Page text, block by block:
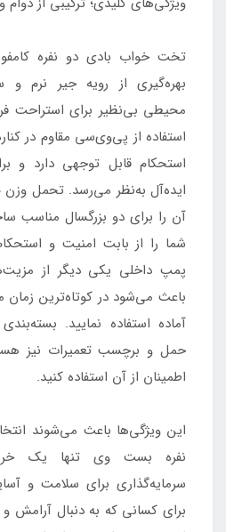
بهره‌گیری از رویه جیر نرم و
محیطی بی‌نظیر برای استراحت
استفاده از پی‌وی‌سی مقاوم در
استحکام قابل توجهی دارد و
آن را برای دو بزرگسال مناسب
شما را از بابت امنیت و
پمپ داخلی یکی دیگر از
باعث می‌شود در کوتاه‌ترین
آماده استفاده نمایید.
حمل و برچسب تعمیرات نیز
اطمینان از آن استفاده کنید.
این ویژگی‌ها باعث می‌شوند
نفره بست وی تنها یک
سرمایه‌گذاری برای سلامت و
برای کسانی که به دنبال آرامش